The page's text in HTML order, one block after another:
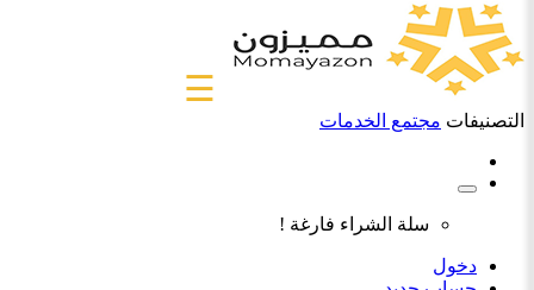
☰
التصنيفات مجتمع الخدمات
سلة الشراء فارغة !
دخول